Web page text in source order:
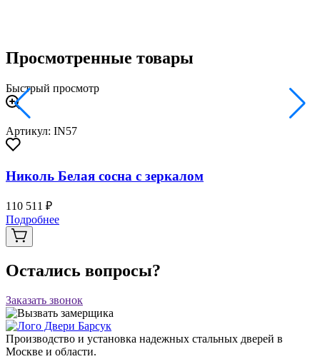
Просмотренные товары
Быстрый просмотр
Артикул: IN57
Николь Белая сосна с зеркалом
110 511 ₽
Подробнее
Остались вопросы?
Заказать звонок
Производство и установка надежных стальных дверей в
Москве и области.